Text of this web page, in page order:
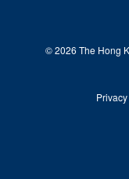
© 2026 The Hong